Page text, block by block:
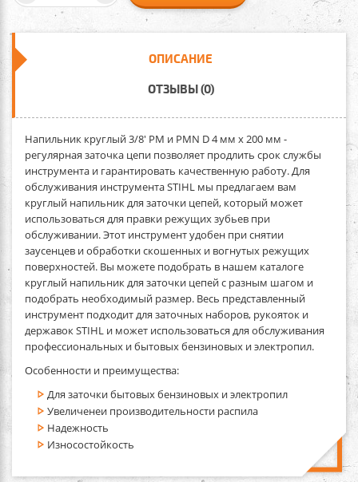
ОПИСАНИЕ
ОТЗЫВЫ (0)
Напильник круглый 3/8' PM и PMN D 4 мм х 200 мм -
регулярная заточка цепи позволяет продлить срок службы
инструмента и гарантировать качественную работу. Для
обслуживания инструмента STIHL мы предлагаем вам
круглый напильник для заточки цепей, который может
использоваться для правки режущих зубьев при
обслуживании. Этот инструмент удобен при снятии
заусенцев и обработки скошенных и вогнутых режущих
поверхностей. Вы можете подобрать в нашем каталоге
круглый напильник для заточки цепей с разным шагом и
подобрать необходимый размер. Весь представленный
инструмент подходит для заточных наборов, рукояток и
державок STIHL и может использоваться для обслуживания
профессиональных и бытовых бензиновых и электропил.
Особенности и преимущества:
Для заточки бытовых бензиновых и электропил
Увеличенеи производительности распила
Надежность
Износостойкость